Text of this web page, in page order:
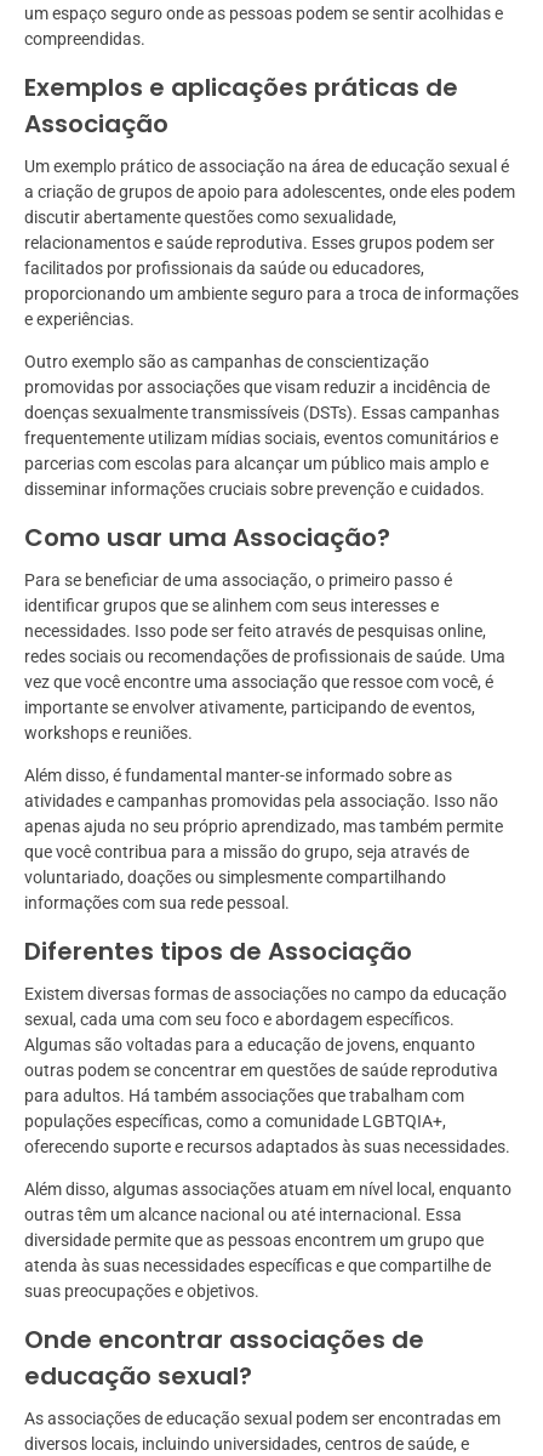
um espaço seguro onde as pessoas podem se sentir acolhidas e
compreendidas.
Exemplos e aplicações práticas de
Associação
Um exemplo prático de associação na área de educação sexual é
a criação de grupos de apoio para adolescentes, onde eles podem
discutir abertamente questões como sexualidade,
relacionamentos e saúde reprodutiva. Esses grupos podem ser
facilitados por profissionais da saúde ou educadores,
proporcionando um ambiente seguro para a troca de informações
e experiências.
Outro exemplo são as campanhas de conscientização
promovidas por associações que visam reduzir a incidência de
doenças sexualmente transmissíveis (DSTs). Essas campanhas
frequentemente utilizam mídias sociais, eventos comunitários e
parcerias com escolas para alcançar um público mais amplo e
disseminar informações cruciais sobre prevenção e cuidados.
Como usar uma Associação?
Para se beneficiar de uma associação, o primeiro passo é
identificar grupos que se alinhem com seus interesses e
necessidades. Isso pode ser feito através de pesquisas online,
redes sociais ou recomendações de profissionais de saúde. Uma
vez que você encontre uma associação que ressoe com você, é
importante se envolver ativamente, participando de eventos,
workshops e reuniões.
Além disso, é fundamental manter-se informado sobre as
atividades e campanhas promovidas pela associação. Isso não
apenas ajuda no seu próprio aprendizado, mas também permite
que você contribua para a missão do grupo, seja através de
voluntariado, doações ou simplesmente compartilhando
informações com sua rede pessoal.
Diferentes tipos de Associação
Existem diversas formas de associações no campo da educação
sexual, cada uma com seu foco e abordagem específicos.
Algumas são voltadas para a educação de jovens, enquanto
outras podem se concentrar em questões de saúde reprodutiva
para adultos. Há também associações que trabalham com
populações específicas, como a comunidade LGBTQIA+,
oferecendo suporte e recursos adaptados às suas necessidades.
Além disso, algumas associações atuam em nível local, enquanto
outras têm um alcance nacional ou até internacional. Essa
diversidade permite que as pessoas encontrem um grupo que
atenda às suas necessidades específicas e que compartilhe de
suas preocupações e objetivos.
Onde encontrar associações de
educação sexual?
As associações de educação sexual podem ser encontradas em
diversos locais, incluindo universidades, centros de saúde, e